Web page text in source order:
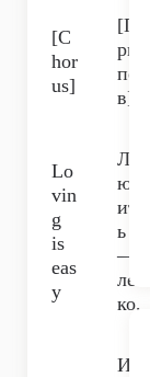
[C
hor
us]
[П
ри
пе
в]
Lo
vin
g
is
eas
y
Л
юб
ит
ь
—
лег
ко,
Из